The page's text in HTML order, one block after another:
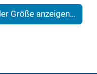
Größe anzeigen…